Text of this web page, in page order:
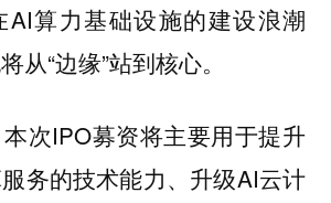
AI算力基础设施的建设浪潮
从“边缘”站到核心。
次IPO募资将主要用于提升
务的技术能力、升级AI云计